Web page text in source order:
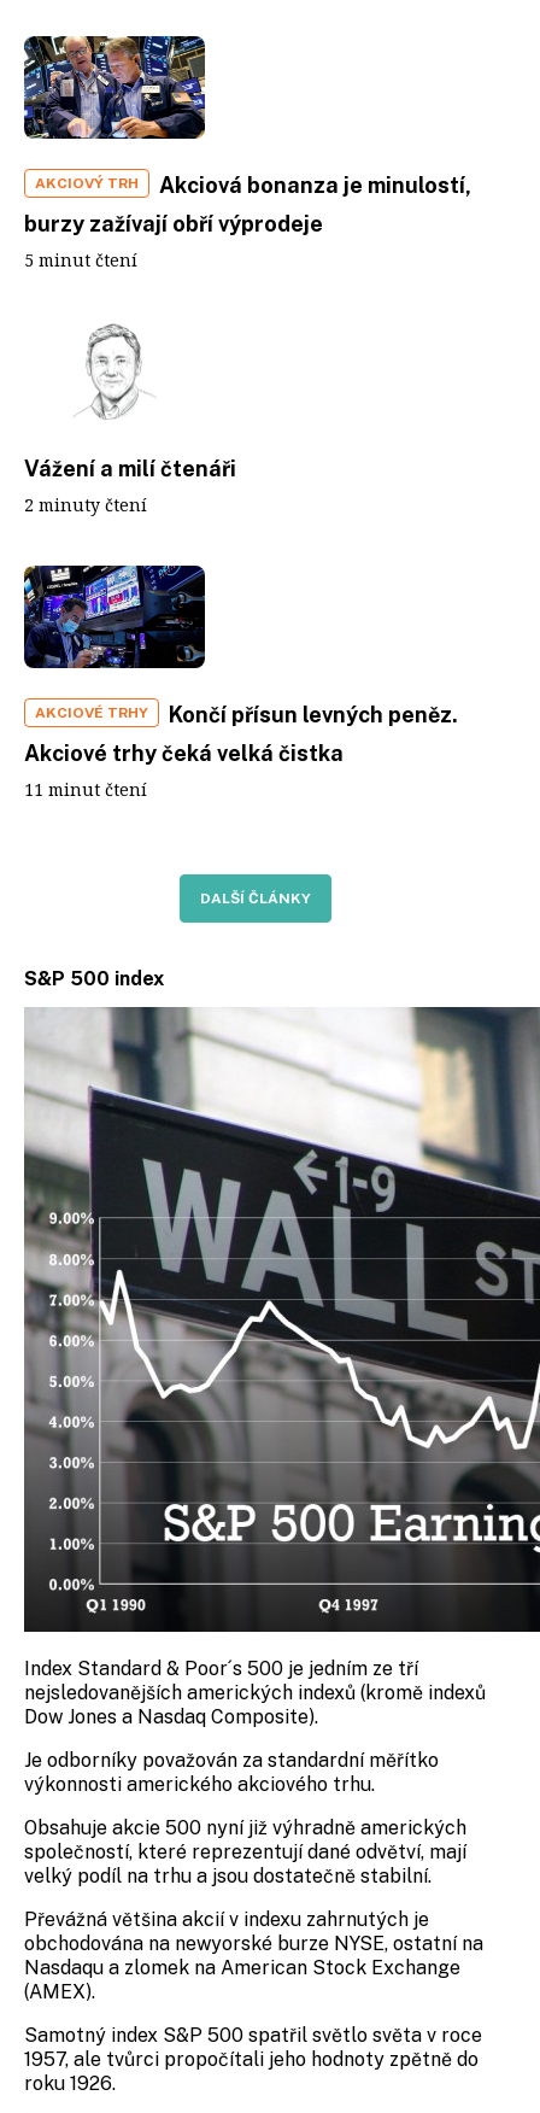
AKCIOVÝ TRH
Akciová bonanza je minulostí,
burzy zažívají obří výprodeje
5 minut čtení
Vážení a milí čtenáři
2 minuty čtení
AKCIOVÉ TRHY
Končí přísun levných peněz.
Akciové trhy čeká velká čistka
11 minut čtení
DALŠÍ ČLÁNKY
S&P 500 index
Index Standard & Poor´s 500 je jedním ze tří
nejsledovanějších amerických indexů (kromě indexů
Dow Jones a Nasdaq Composite).
Je odborníky považován za standardní měřítko
výkonnosti amerického akciového trhu.
Obsahuje akcie 500 nyní již výhradně amerických
společností, které reprezentují dané odvětví, mají
velký podíl na trhu a jsou dostatečně stabilní.
Převážná většina akcií v indexu zahrnutých je
obchodována na newyorské burze NYSE, ostatní na
Nasdaqu a zlomek na American Stock Exchange
(AMEX).
Samotný index S&P 500 spatřil světlo světa v roce
1957, ale tvůrci propočítali jeho hodnoty zpětně do
roku 1926.